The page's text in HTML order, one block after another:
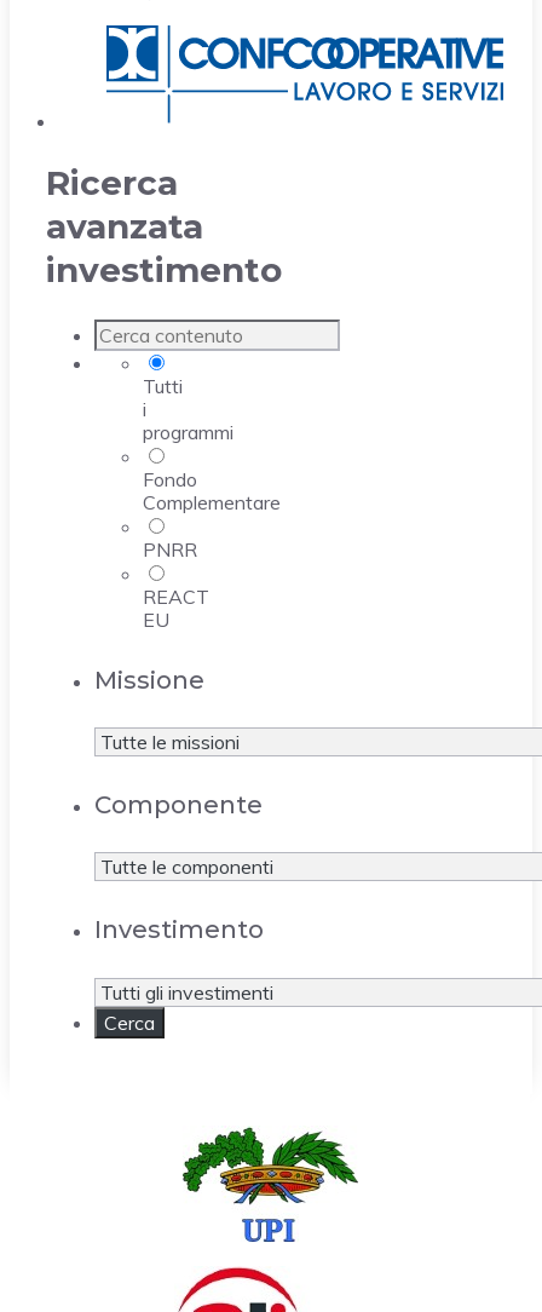
Ricerca
avanzata
investimento
Tutti
i
programmi
Fondo
Complementare
PNRR
REACT
EU
Missione
Componente
Investimento